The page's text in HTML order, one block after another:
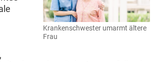
Krankenschwester umarmt ältere
Frau